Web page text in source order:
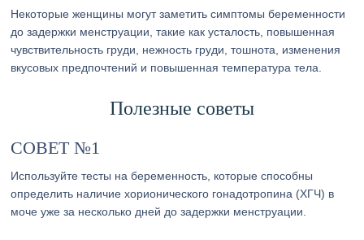
Некоторые женщины могут заметить симптомы беременности
до задержки менструации, такие как усталость, повышенная
чувствительность груди, нежность груди, тошнота, изменения
вкусовых предпочтений и повышенная температура тела.
Полезные советы
СОВЕТ №1
Используйте тесты на беременность, которые способны
определить наличие хорионического гонадотропина (ХГЧ) в
моче уже за несколько дней до задержки менструации.